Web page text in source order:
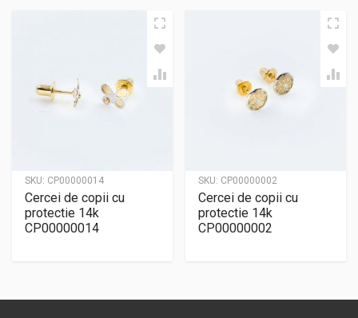
SKU: CP00000014
Cercei de copii cu
protectie 14k
CP00000014
SKU: CP00000002
Cercei de copii cu
protectie 14k
CP00000002